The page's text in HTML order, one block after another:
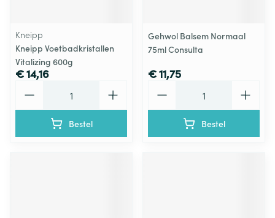
Kneipp
Kneipp Voetbadkristallen
Vitalizing 600g
€ 14,16
Bestel
Gehwol Balsem Normaal
75ml Consulta
€ 11,75
Bestel